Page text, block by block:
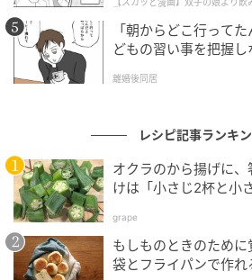
懲らしめた話
「朝からどこ行って
どもの習い事を把握し
離婚後同居
レシピ記事ランキ
オクラのから揚げに
けは「小さじ2杯と小
grape
もしものときのため
袋とフライパンで作れ